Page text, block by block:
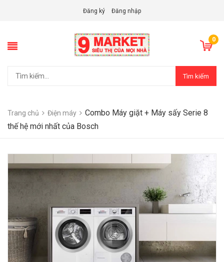
Đăng ký Đăng nhập
0
Tìm kiếm
Trang chủ Điện máy
Combo Máy giặt + Máy sấy Serie 8
thế hệ mới nhất của Bosch